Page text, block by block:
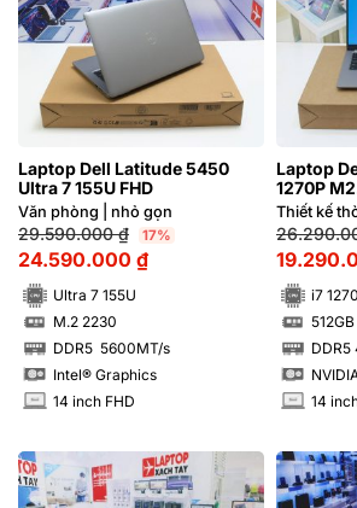
Laptop Dell Latitude 5450
Ultra 7 155U FHD
Văn phòng | nhỏ gọn
29.590.000₫ 17%
24.590.000 ₫
Ultra 7 155U
SSD M.2 2230
RAM
DDR5 5600MT/s
Intel® Graphics
INCH 14 inch FHD
Laptop
1270P
Cảm ứng
T550 4GB
Thiết kế
i7
SSD
RAM
INCH 14